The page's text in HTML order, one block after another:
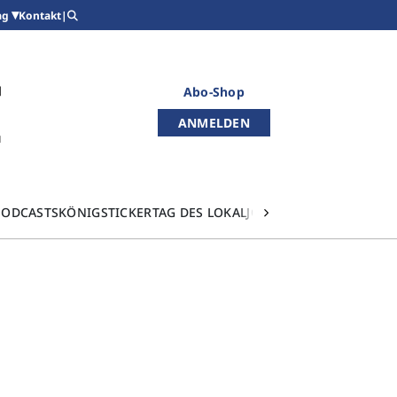
Kontakt|
Abo-Shop
ANMELDEN
KÖNIGSTICKERTAG DES LOKALJOURNALISMUS